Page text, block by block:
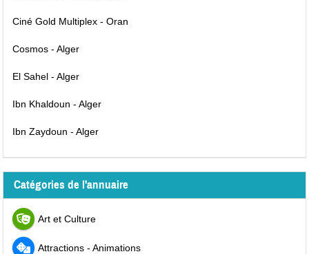
Ciné Gold Multiplex - Oran
Cosmos - Alger
El Sahel - Alger
Ibn Khaldoun - Alger
Ibn Zaydoun - Alger
Catégories de l'annuaire
Art et Culture
Attractions - Animations